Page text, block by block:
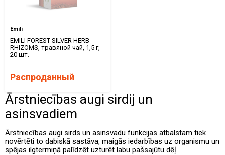
Emili
EMILI FOREST SILVER HERB
RHIZOMS, травяной чай, 1,5 г,
20 шт.
Распроданный
Ārstniecības augi sirdij un
asinsvadiem
Ārstniecības augi sirds un asinsvadu funkcijas atbalstam tiek
novērtēti to dabiskā sastāva, maigās iedarbības uz organismu un
spējas ilgtermiņā palīdzēt uzturēt labu pašsajūtu dēļ.